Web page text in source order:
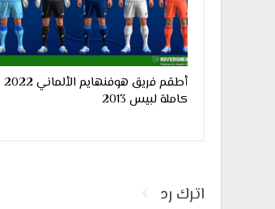
أطقم فريق هوفنهايم الألماني 2022
كاملة لبيس 2013
اترك رد